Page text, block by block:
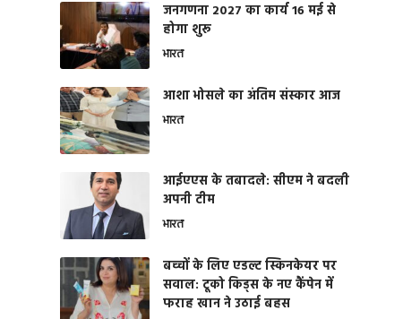
जनगणना 2027 का कार्य 16 मई से
होगा शुरू
भारत
आशा भोसले का अंतिम संस्कार आज
भारत
आईएएस के तबादले: सीएम ने बदली
अपनी टीम
भारत
बच्चों के लिए एडल्ट स्किनकेयर पर
सवाल: टूको किड्स के नए कैंपेन में
फराह खान ने उठाई बहस